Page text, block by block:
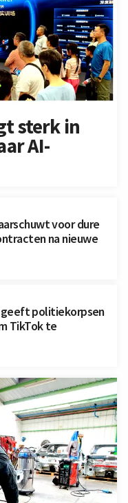
sterk in
AI-
voor dure
na nieuwe
geeft politiekorpsen
TikTok te